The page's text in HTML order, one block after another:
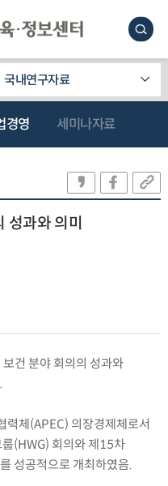
국내연구자료
경영 세미나자료
성과와 의미
건 분야 회의의 성과와
체(APEC) 의장경제체로서
(HWG) 회의와 제15차
성공적으로 개최하였음.